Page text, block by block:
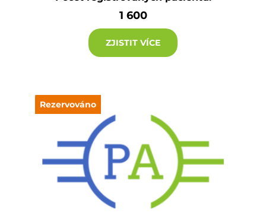
1 600
ZJISTIT VÍCE
Rezervováno